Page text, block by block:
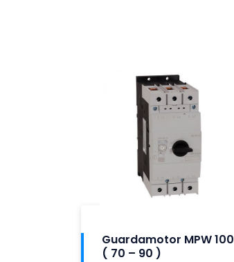
Guardamotor MPW 100
( 70 – 90 )